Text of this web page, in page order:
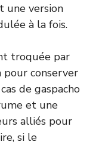
une version
à la fois.
troquée par
pour conserver
de gaspacho
et une
alliés pour
si le